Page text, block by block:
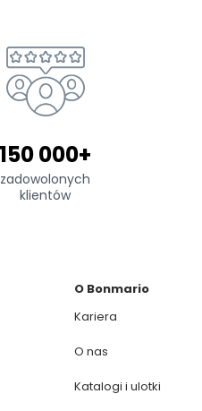
150 000+
zadowolonych
klientów
O Bonmario
Kariera
O nas
Katalogi i ulotki